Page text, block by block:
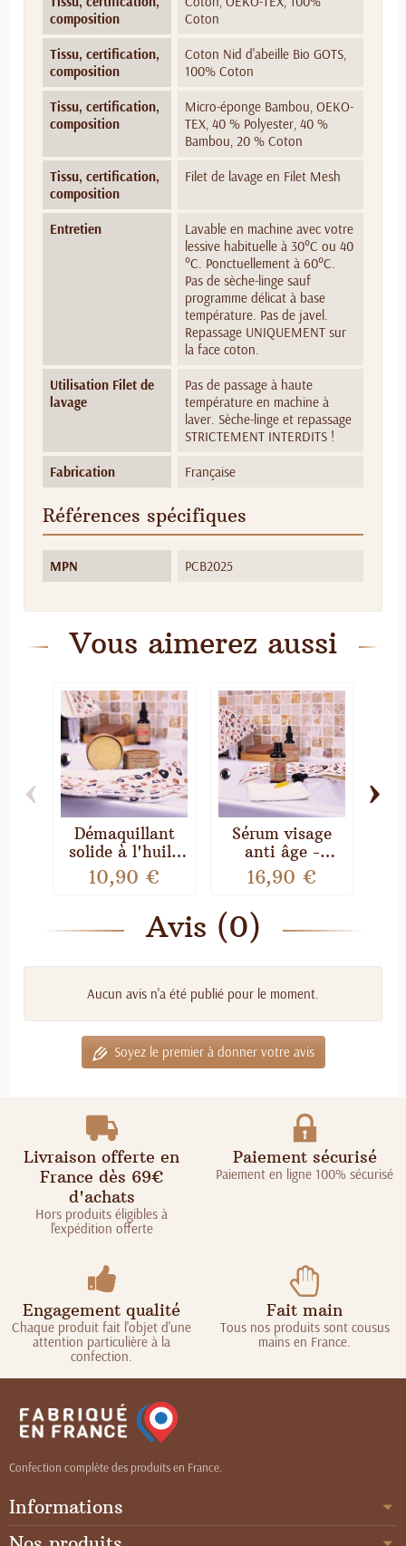
composition
Coton
Tissu, certification,
composition
Coton Nid d'abeille Bio GOTS,
100% Coton
Tissu, certification,
composition
Micro-éponge Bambou, OEKO-
TEX, 40 % Polyester, 40 %
Bambou, 20 % Coton
Tissu, certification,
composition
Filet de lavage en Filet Mesh
Entretien
Lavable en machine avec votre
lessive habituelle à 30°C ou 40
°C. Ponctuellement à 60°C.
Pas de sèche-linge sauf
programme délicat à base
température. Pas de javel.
Repassage UNIQUEMENT sur
la face coton.
Utilisation Filet de
lavage
Pas de passage à haute
température en machine à
laver. Sèche-linge et repassage
STRICTEMENT INTERDITS !
Fabrication Française
Références spécifiques
MPN PCB2025
Vous aimerez aussi
Démaquillant
solide à l'huile
de Jojoba -
Comme Avant
10,90 €
Sérum visage
anti âge -
Comme Avant
16,90 €
‹ ›
Avis (0)
Aucun avis n'a été publié pour le moment.
Soyez le premier à donner votre avis
Livraison offerte en
France dès 69€
d'achats
Hors produits éligibles à
l'expédition offerte
Paiement sécurisé
Paiement en ligne 100% sécurisé
Engagement qualité
Chaque produit fait l'objet d'une
attention particulière à la
confection.
Fait main
Tous nos produits sont cousus
mains en France.
Confection complète des produits en France.
Informations